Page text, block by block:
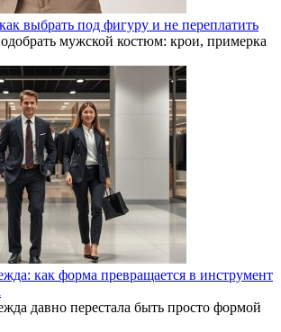
выбрать под фигуру и не переплатить
мужской костюм: крои, примерка
как форма превращается в инструмент
давно перестала быть просто формой